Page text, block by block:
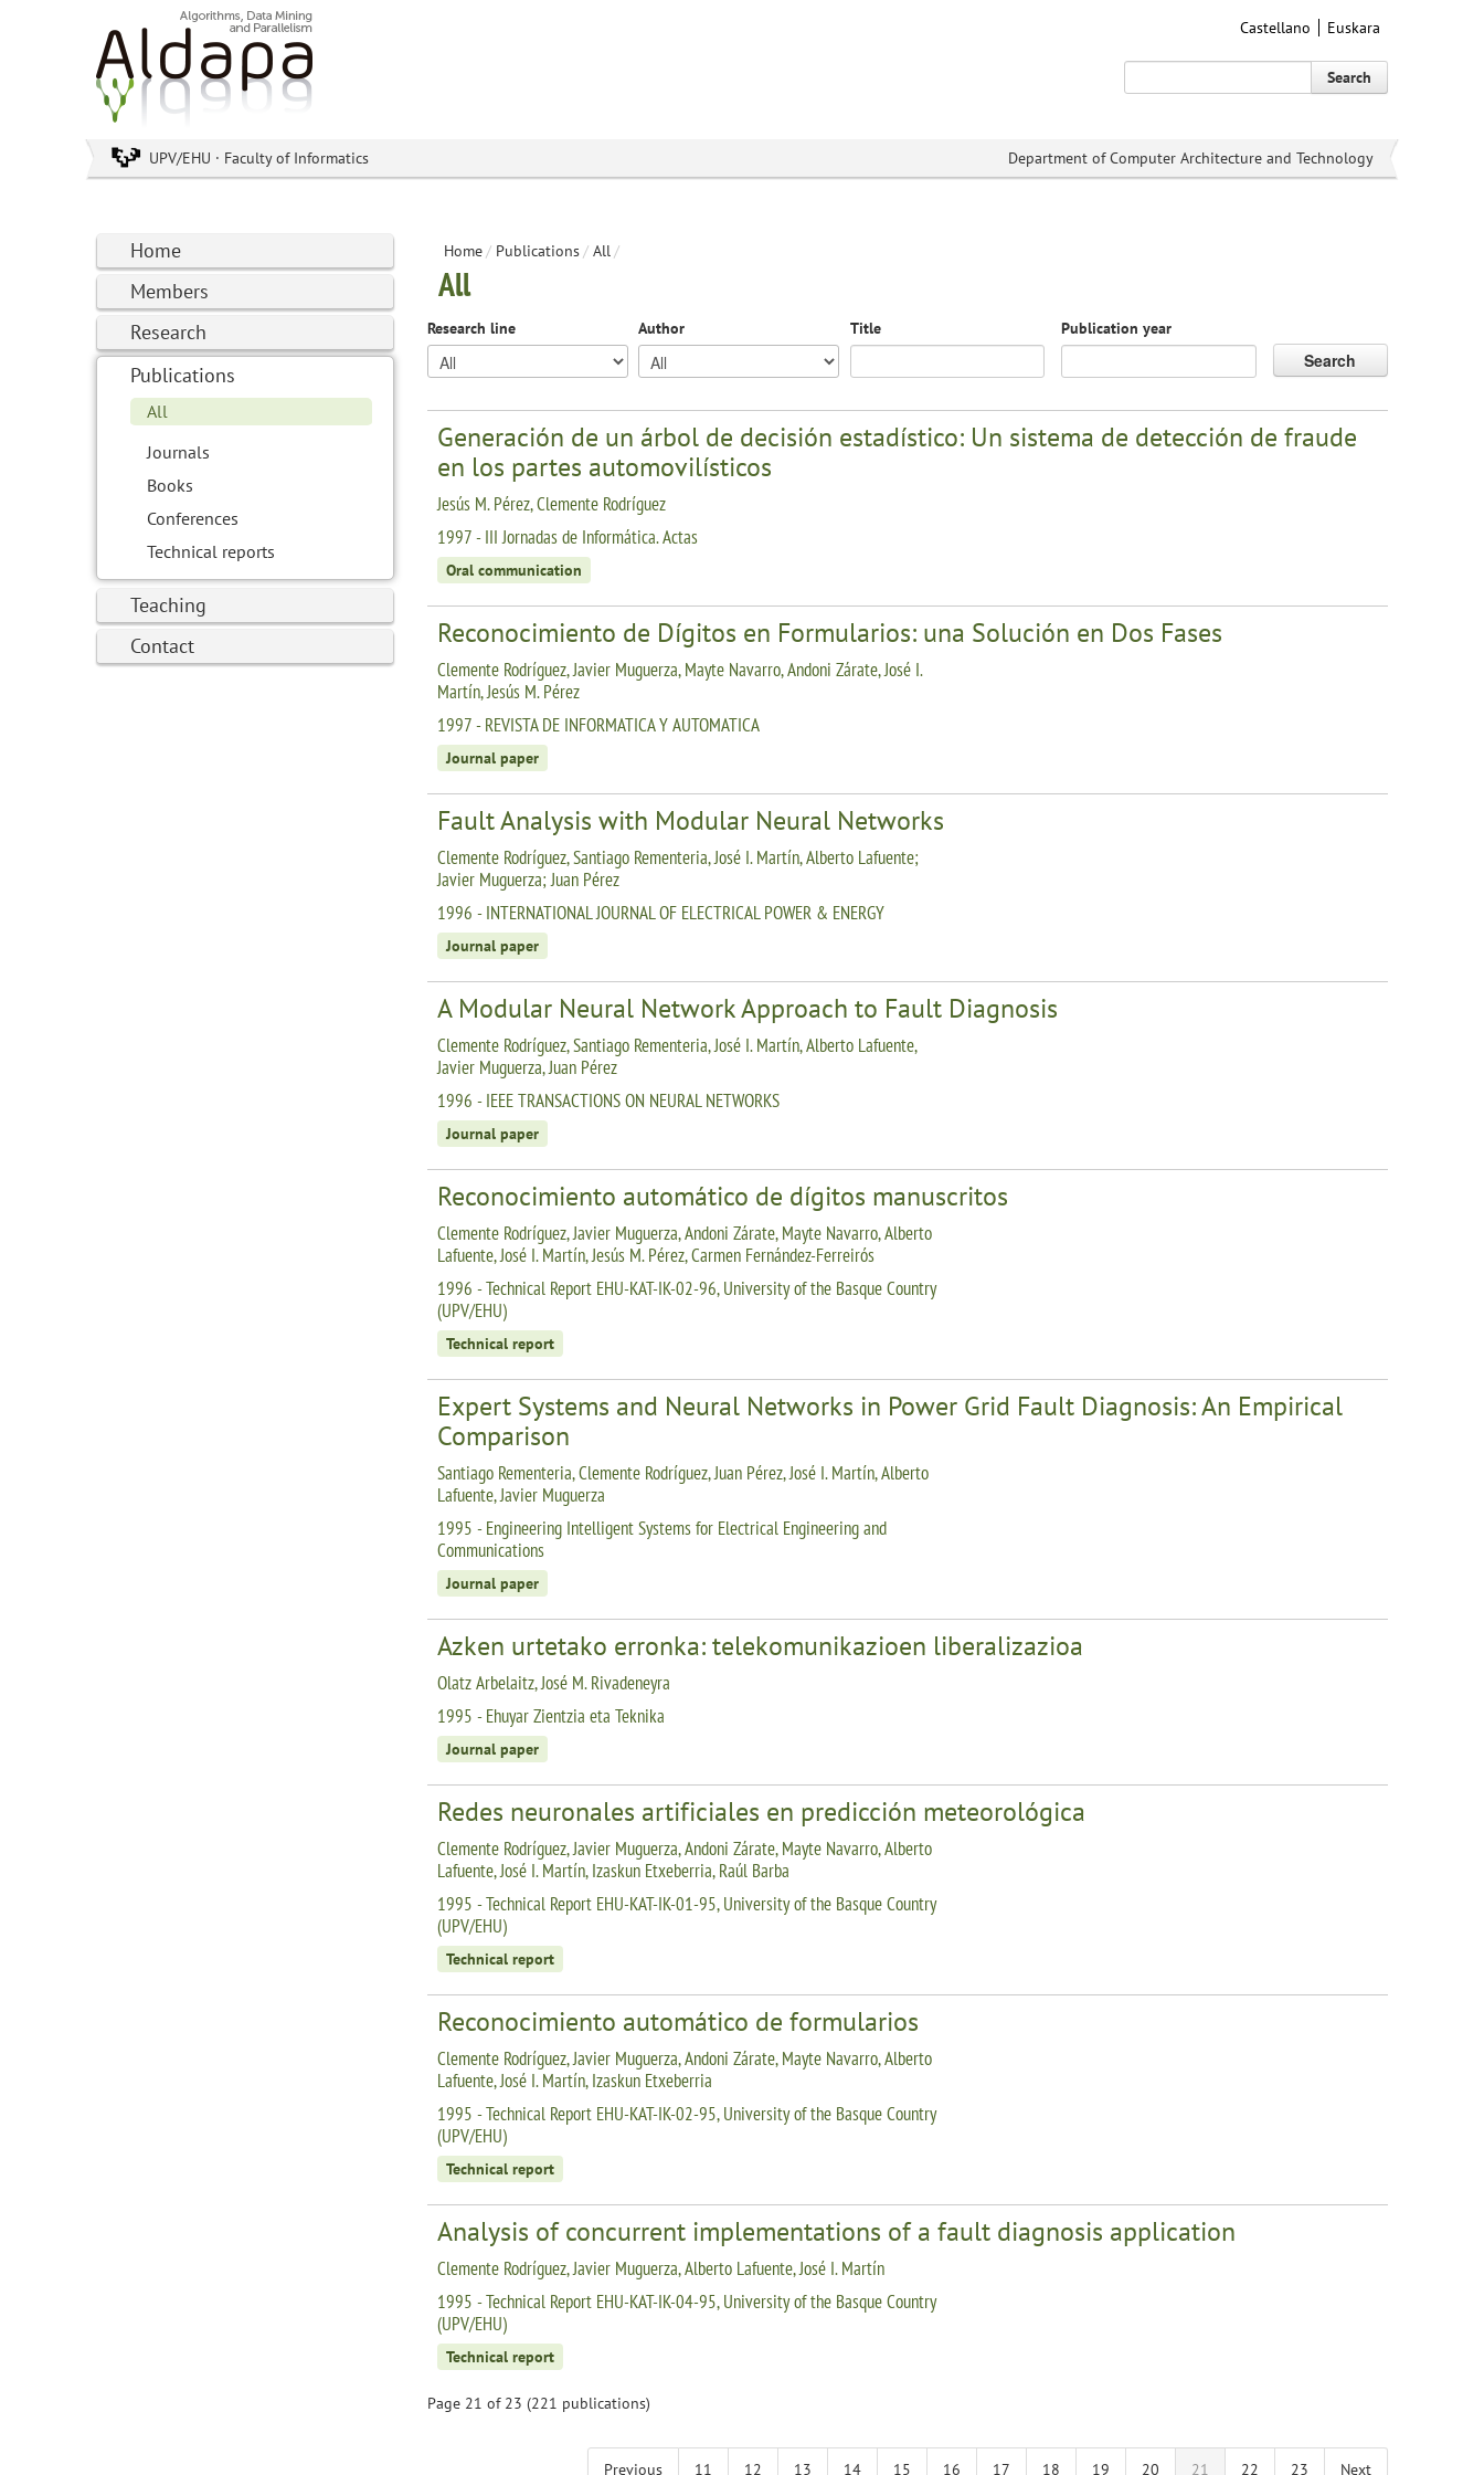
Castellano Euskara
Search
UPV/EHU · Faculty of Informatics Department of Computer Architecture and Technology
Home
Members
Research
Publications
All
Journals
Books
Conferences
Technical reports
Teaching
Contact
Home/ Publications/ All/
All
Research line Author Title Publication year
Search
Generación de un árbol de decisión estadístico: Un sistema de detección de fraude
en los partes automovilísticos
Jesús M. Pérez, Clemente Rodríguez
1997 - III Jornadas de Informática. Actas
Oral communication
Reconocimiento de Dígitos en Formularios: una Solución en Dos Fases
Clemente Rodríguez, Javier Muguerza, Mayte Navarro, Andoni Zárate, José I.
Martín, Jesús M. Pérez
1997 - REVISTA DE INFORMATICA Y AUTOMATICA
Journal paper
Fault Analysis with Modular Neural Networks
Clemente Rodríguez, Santiago Rementeria, José I. Martín, Alberto Lafuente;
Javier Muguerza; Juan Pérez
1996 - INTERNATIONAL JOURNAL OF ELECTRICAL POWER & ENERGY
Journal paper
A Modular Neural Network Approach to Fault Diagnosis
Clemente Rodríguez, Santiago Rementeria, José I. Martín, Alberto Lafuente,
Javier Muguerza, Juan Pérez
1996 - IEEE TRANSACTIONS ON NEURAL NETWORKS
Journal paper
Reconocimiento automático de dígitos manuscritos
Clemente Rodríguez, Javier Muguerza, Andoni Zárate, Mayte Navarro, Alberto
Lafuente, José I. Martín, Jesús M. Pérez, Carmen Fernández-Ferreirós
1996 - Technical Report EHU-KAT-IK-02-96, University of the Basque Country
(UPV/EHU)
Technical report
Expert Systems and Neural Networks in Power Grid Fault Diagnosis: An Empirical
Comparison
Santiago Rementeria, Clemente Rodríguez, Juan Pérez, José I. Martín, Alberto
Lafuente, Javier Muguerza
1995 - Engineering Intelligent Systems for Electrical Engineering and
Communications
Journal paper
Azken urtetako erronka: telekomunikazioen liberalizazioa
Olatz Arbelaitz, José M. Rivadeneyra
1995 - Ehuyar Zientzia eta Teknika
Journal paper
Redes neuronales artificiales en predicción meteorológica
Clemente Rodríguez, Javier Muguerza, Andoni Zárate, Mayte Navarro, Alberto
Lafuente, José I. Martín, Izaskun Etxeberria, Raúl Barba
1995 - Technical Report EHU-KAT-IK-01-95, University of the Basque Country
(UPV/EHU)
Technical report
Reconocimiento automático de formularios
Clemente Rodríguez, Javier Muguerza, Andoni Zárate, Mayte Navarro, Alberto
Lafuente, José I. Martín, Izaskun Etxeberria
1995 - Technical Report EHU-KAT-IK-02-95, University of the Basque Country
(UPV/EHU)
Technical report
Analysis of concurrent implementations of a fault diagnosis application
Clemente Rodríguez, Javier Muguerza, Alberto Lafuente, José I. Martín
1995 - Technical Report EHU-KAT-IK-04-95, University of the Basque Country
(UPV/EHU)
Technical report
Page 21 of 23 (221 publications)
Previous 11 12 13 14 15 16 17 18 19 20 21 22 23 Next